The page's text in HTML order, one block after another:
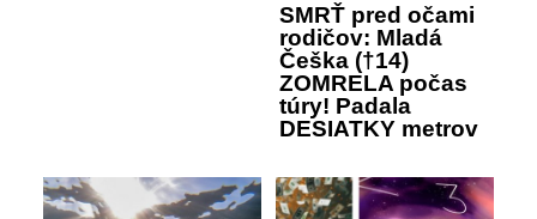
SMRŤ pred očami
rodičov: Mladá
Češka (†14)
ZOMRELA počas
túry! Padala
DESIATKY metrov